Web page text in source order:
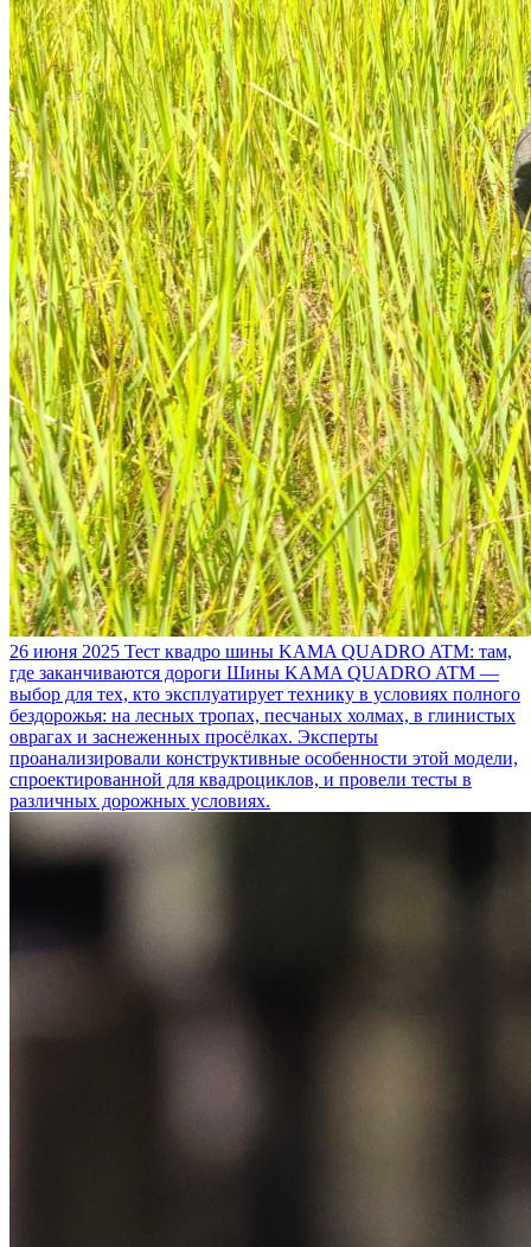
26 июня 2025 Тест квадро шины KAMA QUADRO ATM: там,
где заканчиваются дороги Шины KAMA QUADRO ATM —
выбор для тех, кто эксплуатирует технику в условиях полного
бездорожья: на лесных тропах, песчаных холмах, в глинистых
оврагах и заснеженных просёлках. Эксперты
проанализировали конструктивные особенности этой модели,
спроектированной для квадроциклов, и провели тесты в
различных дорожных условиях.